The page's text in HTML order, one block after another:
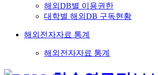
해외DB별 이용권한
대학별 해외DB 구독현황
해외전자자료 통계
해외전자자료 통계